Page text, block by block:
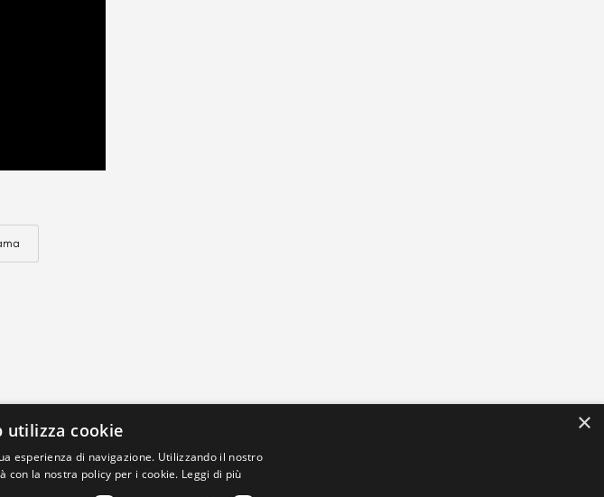
×
utilizza cookie
esperienza di navigazione. Utilizzando il nostro
con la nostra policy per i cookie. Leggi di più